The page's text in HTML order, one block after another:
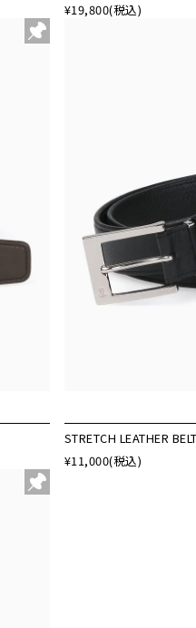
¥19,800(税込)
STRETCH LEATHER
¥11,000(税込)